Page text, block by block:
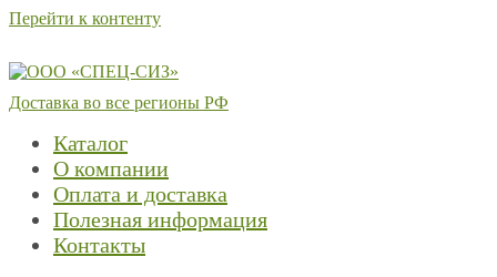
Перейти к контенту
Доставка во все регионы РФ
Каталог
О компании
Оплата и доставка
Полезная информация
Контакты